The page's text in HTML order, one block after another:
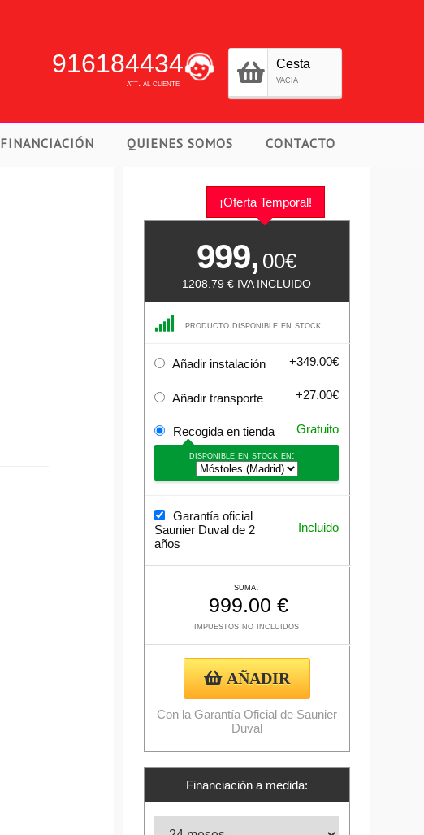
916184434
att. al cliente
Cesta
vacia
FINANCIACIÓN QUIENES SOMOS CONTACTO
¡Oferta Temporal!
999, 00€
1208.79 € IVA INCLUIDO
producto disponible en stock
Añadir instalación +349.00€
Añadir transporte +27.00€
Recogida en tienda Gratuito
disponible en stock en:
Garantía oficial
Saunier Duval de 2
años
Incluido
suma:
impuestos no incluidos
AÑADIR
Con la Garantía Oficial de Saunier
Duval
Financiación a medida: